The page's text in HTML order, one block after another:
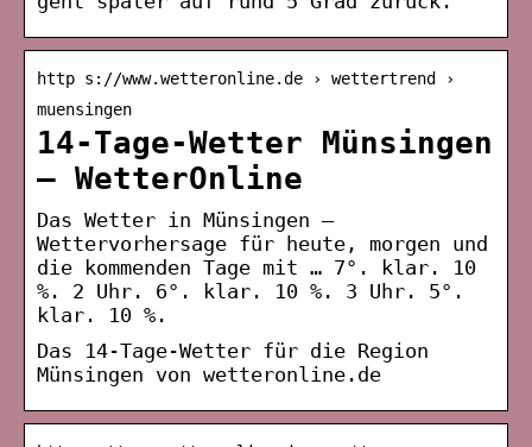
http s://www.wetteronline.de › wettertrend ›
muensingen
14-Tage-Wetter Münsingen
– WetterOnline
Das Wetter in Münsingen –
Wettervorhersage für heute, morgen und
die kommenden Tage mit … 7°. klar. 10
%. 2 Uhr. 6°. klar. 10 %. 3 Uhr. 5°.
klar. 10 %.
Das 14-Tage-Wetter für die Region
Münsingen von wetteronline.de